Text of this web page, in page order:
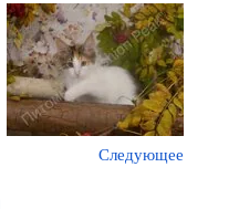
Следующее